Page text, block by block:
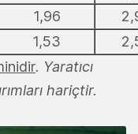
1,96
1,53
. Yaratıcı
hariçtir.